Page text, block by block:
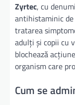
Zyrtec, cu
antihistaminic
tratarea
adulți și copii cu
blochează
organism care
Cum se